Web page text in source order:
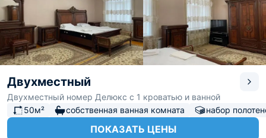
Двухместный
Двухместный номер Делюкс с 1 кроватью и ванной
50м²
собственная ванная комната набор
ПОКАЗАТЬ ЦЕНЫ